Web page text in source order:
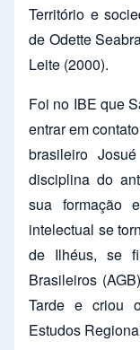
Território e
de Odette
Leite (2000).
Foi no IBE que
entrar em
brasileiro
disciplina do
sua formação
intelectual se
de Ilhéus, se
Brasileiros
Tarde e criou
Estudos